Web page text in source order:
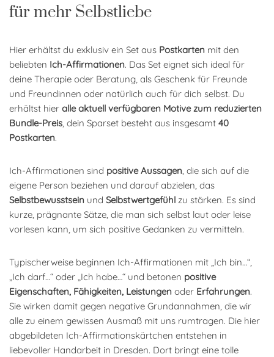
für mehr Selbstliebe
Hier erhältst du exklusiv ein Set aus Postkarten mit den
beliebten Ich-Affirmationen. Das Set eignet sich ideal für
deine Therapie oder Beratung, als Geschenk für Freunde
und Freundinnen oder natürlich auch für dich selbst. Du
erhältst hier alle aktuell verfügbaren Motive zum reduzierten
Bundle-Preis, dein Sparset besteht aus insgesamt 40
Postkarten.
Ich-Affirmationen sind positive Aussagen, die sich auf die
eigene Person beziehen und darauf abzielen, das
Selbstbewusstsein und Selbstwertgefühl zu stärken. Es sind
kurze, prägnante Sätze, die man sich selbst laut oder leise
vorlesen kann, um sich positive Gedanken zu vermitteln.
Typischerweise beginnen Ich-Affirmationen mit „Ich bin…“,
„Ich darf…“ oder „Ich habe…“ und betonen positive
Eigenschaften, Fähigkeiten, Leistungen oder Erfahrungen.
Sie wirken damit gegen negative Grundannahmen, die wir
alle zu einem gewissen Ausmaß mit uns rumtragen. Die hier
abgebildeten Ich-Affirmationskärtchen entstehen in
liebevoller Handarbeit in Dresden. Dort bringt eine tolle